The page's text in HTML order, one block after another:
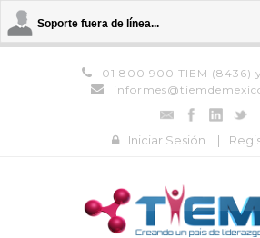
Soporte fuera de línea...
01 800 900 TIEM (8436)
Iniciar Sesión |